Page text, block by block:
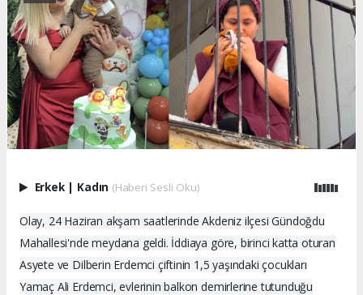
Erkek | Kadın (Haberi Sesli Oku)
Olay, 24 Haziran akşam saatlerinde Akdeniz ilçesi Gündoğdu
Mahallesi'nde meydana geldi. İddiaya göre, birinci katta oturan
Asyete ve Dilberin Erdemci çiftinin 1,5 yaşındaki çocukları
Yamaç Ali Erdemci, evlerinin balkon demirlerine tutunduğu